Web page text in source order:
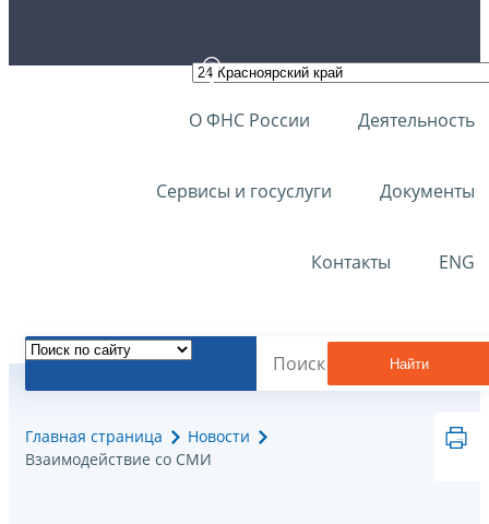
О ФНС России Деятельность
Сервисы и госуслуги Документы
Контакты ENG
Найти
Главная страница
Новости
Взаимодействие со СМИ